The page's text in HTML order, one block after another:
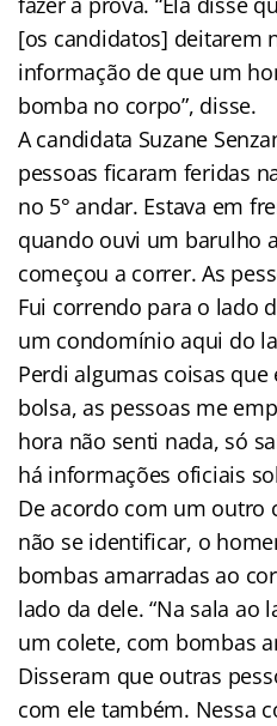
[os candidatos] deitarem
informação de que um
bomba no corpo”, disse.
A candidata Suzane
pessoas ficaram feridas
no 5° andar. Estava em
quando ouvi um barulho
começou a correr. As
Fui correndo para o lado
um condomínio aqui do
Perdi algumas coisas
bolsa, as pessoas me
hora não senti nada, só
há informações oficiais
De acordo com um outro
não se identificar, o
bombas amarradas ao
lado da dele. “Na sala ao
um colete, com bombas
Disseram que outras
com ele também. Nessa